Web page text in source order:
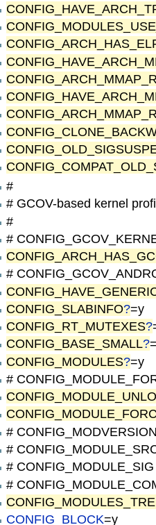
#
# GCOV-based kernel
#
#
#
CONFIG_SLABINFO?=y
CONFIG_RT_MUTEXES?
CONFIG_BASE_SMALL?
CONFIG_MODULES?=y
#
#
#
#
#
CONFIG_BLOCK=y